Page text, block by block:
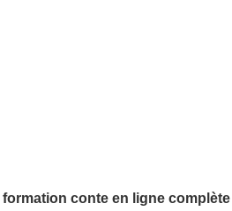
formation conte en ligne complète